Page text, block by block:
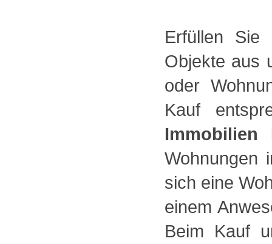
Erfüllen Sie
Objekte aus
oder
Kauf
Immobilien
Wohnungen
sich eine
einem
Beim Kauf